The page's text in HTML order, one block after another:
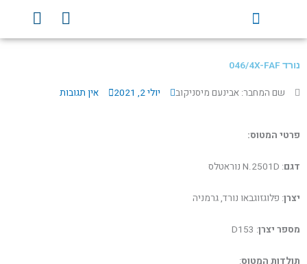
F
a
c
o
Y
o
u
נורד 046/4X-FAF
שם המחבר: אבינעם מיסניקוב יולי 2, 2021 אין תגובות
פרטי המטוס:
דגם: N.2501D נוראטלס
יצרן: פלוגזוגבאו נורד, גרמניה
מספר יצרן: D153
תולדות המטוס: